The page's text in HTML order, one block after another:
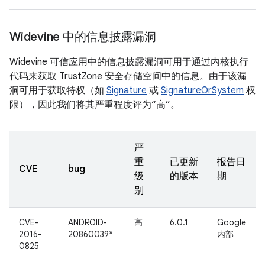
Widevine 中的信息披露漏洞
Widevine 可信应用中的信息披露漏洞可用于通过内核执行
代码来获取 TrustZone 安全存储空间中的信息。由于该漏
洞可用于获取特权（如 Signature 或 SignatureOrSystem 权
限），因此我们将其严重程度评为“高”。
CVE bug
严
重
级
别
已更新
的版本
报告日
期
CVE-
2016-
0825
ANDROID-
20860039*
高 6.0.1
Google
内部